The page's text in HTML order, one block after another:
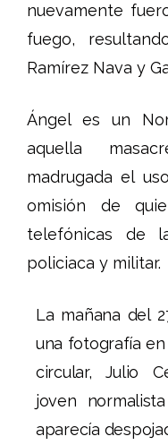
nuevamente
fuego,
Ramírez Nava y
Ángel es un
aquella
madrugada el
omisión de
telefónicas de
policiaca y militar.
La mañana del
una fotografía
circular, Julio
joven
aparecía